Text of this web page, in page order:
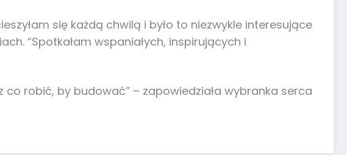
się każdą chwilą i było to niezwykle interesujące
“Spotkałam wspaniałych, inspirujących i
robić, by budować” – zapowiedziała wybranka serca